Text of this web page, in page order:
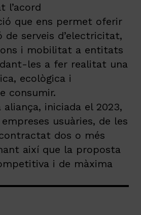
l’acord
que ens permet oferir
serveis d’electricitat,
i mobilitat a entitats
les a fer realitat una
ecològica i
consumir.
iniciada el 2023,
usuàries, de les
dos o més
així que la proposta
i de màxima